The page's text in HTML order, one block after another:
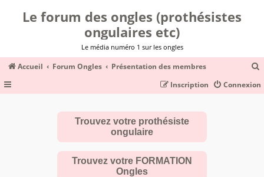
Le forum des ongles (prothésistes
ongulaires etc)
Le média numéro 1 sur les ongles
Accueil Forum Ongles Présentation des membres
c
Connexion
Inscription
Trouvez votre prothésiste
ongulaire
Trouvez votre FORMATION
Ongles